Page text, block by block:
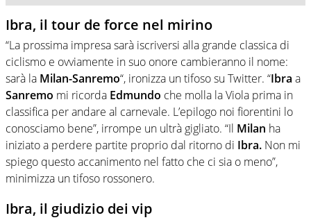
Ibra, il tour de force nel mirino
“La prossima impresa sarà iscriversi alla grande classica di
ciclismo e ovviamente in suo onore cambieranno il nome:
sarà la Milan-Sanremo“, ironizza un tifoso su Twitter. “Ibra a
Sanremo mi ricorda Edmundo che molla la Viola prima in
classifica per andare al carnevale. L’epilogo noi fiorentini lo
conosciamo bene”, irrompe un ultrà gigliato. “Il Milan ha
iniziato a perdere partite proprio dal ritorno di Ibra. Non mi
spiego questo accanimento nel fatto che ci sia o meno”,
minimizza un tifoso rossonero.
Ibra, il giudizio dei vip